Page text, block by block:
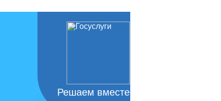
Решаем вместе